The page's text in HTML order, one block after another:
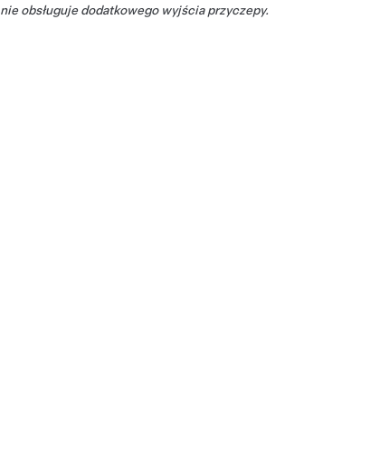
nie obsługuje dodatkowego wyjścia przyczepy.